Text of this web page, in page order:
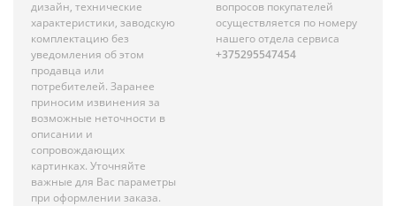
дизайн, технические
характеристики, заводскую
комплектацию без
уведомления об этом
продавца или
потребителей. Заранее
приносим извинения за
возможные неточности в
описании и
сопровождающих
картинках. Уточняйте
важные для Вас параметры
при оформлении заказа.
вопросов покупателей
осуществляется по номеру
нашего отдела сервиса
+375295547454